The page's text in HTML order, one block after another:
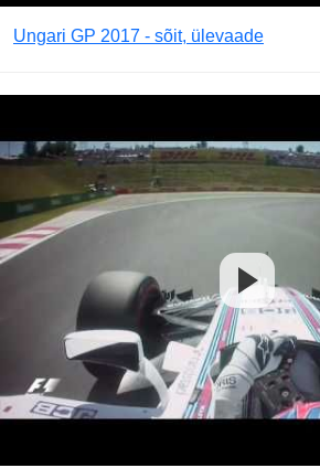
Ungari GP 2017 - sõit, ülevaade